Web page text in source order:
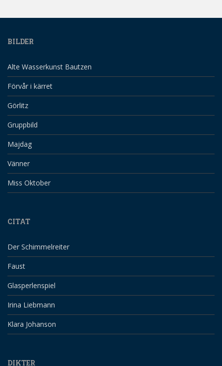
BILDER
Alte Wasserkunst Bautzen
Förvår i kärret
Görlitz
Gruppbild
Majdag
Vänner
Miss Oktober
CITAT
Der Schimmelreiter
Faust
Glasperlenspiel
Irina Liebmann
Klara Johanson
DIKTER